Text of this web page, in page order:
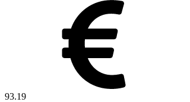
93.19